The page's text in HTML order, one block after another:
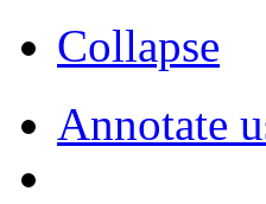
Collapse
Annotate